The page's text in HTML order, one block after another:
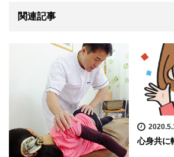
関連記事
心身共に